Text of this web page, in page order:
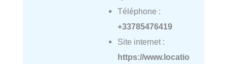
Téléphone :
+33785476419
Site internet :
https://www.locatio